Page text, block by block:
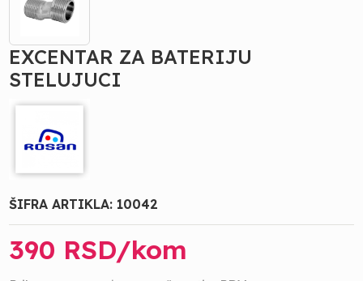
EXCENTAR ZA BATERIJU
STELUJUCI
ŠIFRA ARTIKLA: 10042
390 RSD/kom